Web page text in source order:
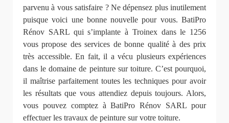
parvenu à vous satisfaire ? Ne dépensez plus inutilement
puisque voici une bonne nouvelle pour vous. BatiPro
Rénov SARL qui s’implante à Troinex dans le 1256
vous propose des services de bonne qualité à des prix
très accessible. En fait, il a vécu plusieurs expériences
dans le domaine de peinture sur toiture. C’est pourquoi,
il maîtrise parfaitement toutes les techniques pour avoir
les résultats que vous attendiez depuis toujours. Alors,
vous pouvez comptez à BatiPro Rénov SARL pour
effectuer les travaux de peinture sur votre toiture.